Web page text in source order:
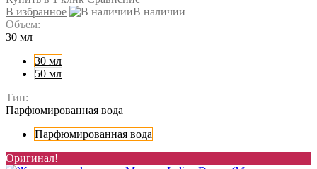
В избранное
В наличии
Объем:
30 мл
30 мл
50 мл
Тип:
Парфюмированная вода
Парфюмированная вода
Оригинал!